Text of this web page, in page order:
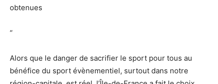
obtenues
“
Alors que le danger de sacrifier le sport pour tous au
bénéfice du sport évènementiel, surtout dans notre